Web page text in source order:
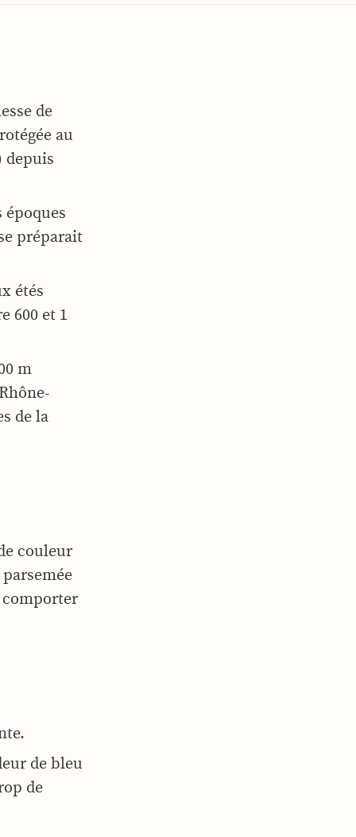
de
au
depuis
époques
préparait
étés
600 et 1
m
de la
couleur
comporter
de bleu
de